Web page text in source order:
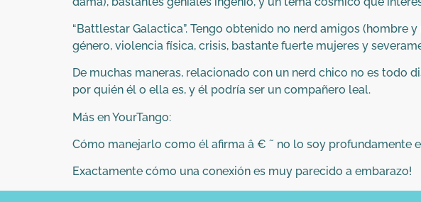
“Battlestar Galactica”. Tengo obtenido no nerd amigos (hombre
género, violencia física, crisis, bastante fuerte mujeres y
De muchas maneras, relacionado con un nerd chico no es
por quién él o ella es, y él podría ser un compañero leal.
Más en YourTango:
Cómo manejarlo como él afirma â € ˜ no lo soy profundamente
Exactamente cómo una conexión es muy parecido a embarazo!